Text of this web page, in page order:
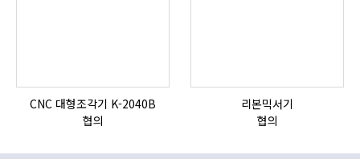
CNC 대형조각기 K-2040B
협의
리본믹서기
협의